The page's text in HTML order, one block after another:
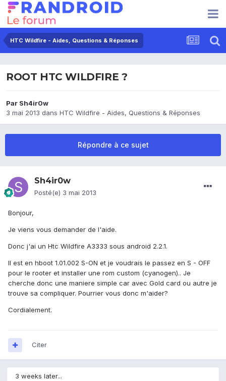
HTC Wildfire - Aides, Questions & Réponses
ROOT HTC WILDFIRE ?
Par Sh4ir0w
3 mai 2013 dans HTC Wildfire - Aides, Questions & Réponses
Répondre à ce sujet
Sh4ir0w
Posté(e) 3 mai 2013
Bonjour,
Je viens vous demander de l'aide.
Donc j'ai un Htc Wildfire A3333 sous android 2.2.1.
Il est en hboot 1.01.002 S-ON et je voudrais le passez en S - OFF
pour le rooter et installer une rom custom (cyanogen).. Je
cherche donc une maniere simple car avec Gold card ou autre je
trouve sa compliquer. Pourrier vous donc m'aider?
Cordialement.
Citer
3 weeks later...